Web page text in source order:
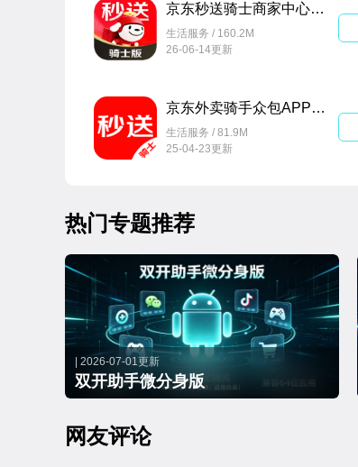
京东秒送骑士商家中心客户端APP官方版12.27.0安卓最新版
生活服务 / 160.2M
26-06-14更新
京东外卖骑手众包APP官方最新版本(达达秒送骑士)v12.2.1安卓版
生活服务 / 81.9M
25-04-23更新
热门专题推荐
| 2026-07-01更新
双开助手微分身版
网友评论